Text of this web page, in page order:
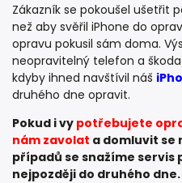
Zákazník se pokoušel ušetřit
než aby svěřil iPhone do
opravu pokusil sám doma.
neopravitelný telefon a
kdyby ihned navštívil náš
druhého dne opravit.
Pokud i vy potřebujete
nám zavolat a domluvit se
případů se snažíme servis
nejpozději do druhého dne.